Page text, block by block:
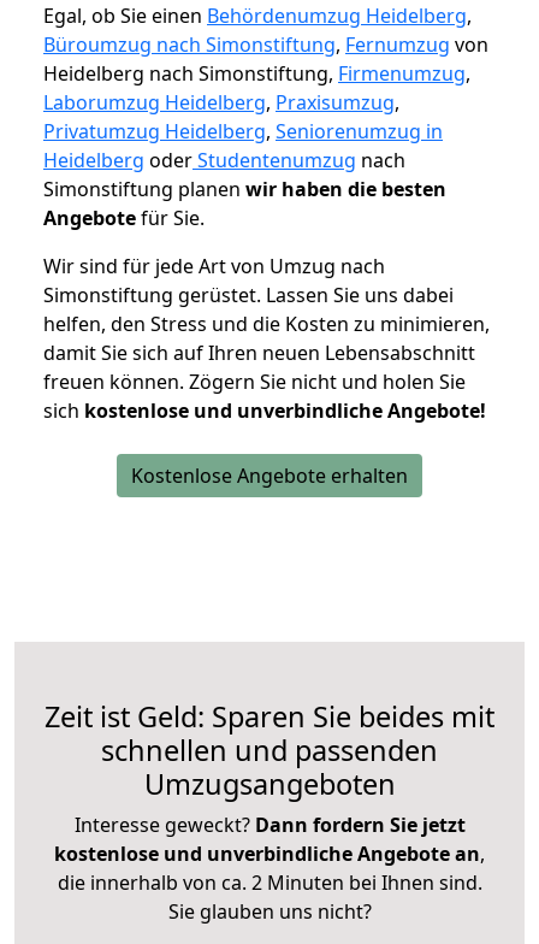
Egal, ob Sie einen Behördenumzug Heidelberg,
Büroumzug nach Simonstiftung, Fernumzug von
Heidelberg nach Simonstiftung, Firmenumzug,
Laborumzug Heidelberg, Praxisumzug,
Privatumzug Heidelberg, Seniorenumzug in
Heidelberg oderStudentenumzug nach
Simonstiftung planen wir haben die besten
Angebotefür Sie.
Wir sind für jede Art von Umzug nach
Simonstiftung gerüstet. Lassen Sie uns dabei
helfen, den Stress und die Kosten zu minimieren,
damit Sie sich auf Ihren neuen Lebensabschnitt
freuen können. Zögern Sie nicht und holen Sie
sich kostenlose und unverbindliche Angebote!
Kostenlose Angebote erhalten
Zeit ist Geld: Sparen Sie beides mit
schnellen und passenden
Umzugsangeboten
Interesse geweckt? Dann fordern Sie jetzt
kostenlose und unverbindliche Angebote an,
die innerhalb von ca. 2 Minuten bei Ihnen sind.
Sie glauben uns nicht?